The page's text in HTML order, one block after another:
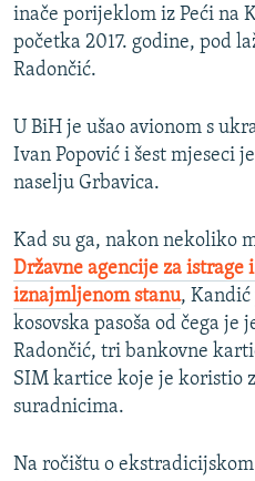
inače porijeklom iz Peći na
početka 2017. godine, pod
Radončić.
U BiH je ušao avionom s
Ivan Popović i šest mjeseci
naselju Grbavica.
Kad su ga, nakon nekoliko
Državne agencije za
iznajmljenom stanu, Kandić
kosovska pasoša od čega je
Radončić, tri bankovne
SIM kartice koje je koristio
suradnicima.
Na ročištu o